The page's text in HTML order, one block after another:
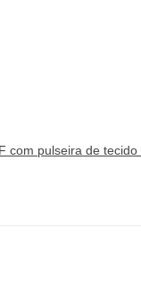
com pulseira de